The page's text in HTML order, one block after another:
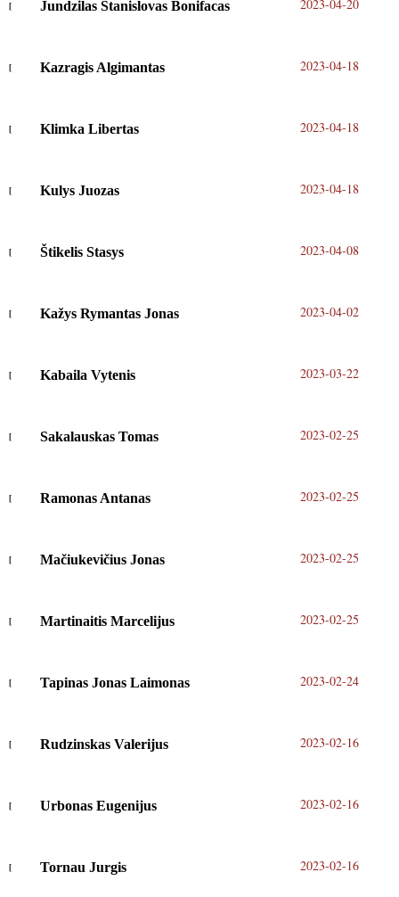
Jundzilas Stanislovas Bonifacas 2023-04-20
Kazragis Algimantas 2023-04-18
Klimka Libertas 2023-04-18
Kulys Juozas 2023-04-18
Štikelis Stasys 2023-04-08
Kažys Rymantas Jonas 2023-04-02
Kabaila Vytenis 2023-03-22
Sakalauskas Tomas 2023-02-25
Ramonas Antanas 2023-02-25
Mačiukevičius Jonas 2023-02-25
Martinaitis Marcelijus 2023-02-25
Tapinas Jonas Laimonas 2023-02-24
Rudzinskas Valerijus 2023-02-16
Urbonas Eugenijus 2023-02-16
Tornau Jurgis 2023-02-16